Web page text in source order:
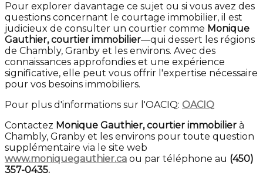
Pour explorer davantage ce sujet ou si vous avez des
questions concernant le courtage immobilier, il est
judicieux de consulter un courtier comme Monique
Gauthier, courtier immobilier—qui dessert les régions
de Chambly, Granby et les environs. Avec des
connaissances approfondies et une expérience
significative, elle peut vous offrir l'expertise nécessaire
pour vos besoins immobiliers.
Pour plus d'informations sur l'OACIQ: OACIQ
Contactez Monique Gauthier, courtier immobilier à
Chambly, Granby et les environs pour toute question
supplémentaire via le site web
www.moniquegauthier.ca ou par téléphone au (450)
357-0435.